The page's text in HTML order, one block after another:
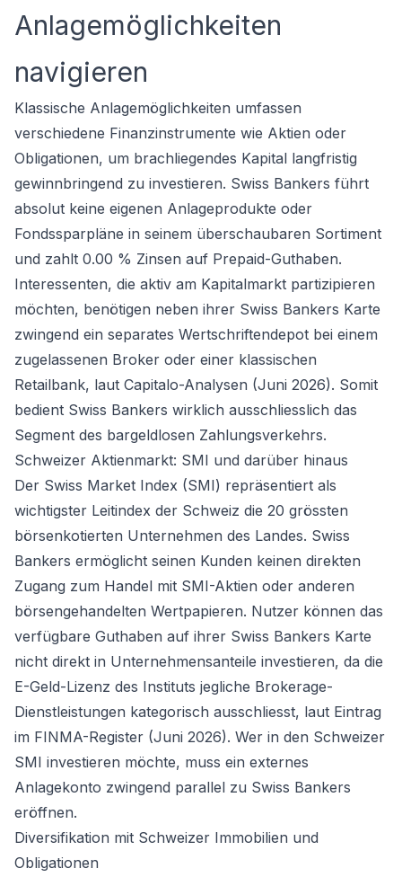
Anlagemöglichkeiten
navigieren
Klassische Anlagemöglichkeiten umfassen
verschiedene Finanzinstrumente wie Aktien oder
Obligationen, um brachliegendes Kapital langfristig
gewinnbringend zu investieren. Swiss Bankers führt
absolut keine eigenen Anlageprodukte oder
Fondssparpläne in seinem überschaubaren Sortiment
und zahlt 0.00 % Zinsen auf Prepaid-Guthaben.
Interessenten, die aktiv am Kapitalmarkt partizipieren
möchten, benötigen neben ihrer Swiss Bankers Karte
zwingend ein separates Wertschriftendepot bei einem
zugelassenen Broker oder einer klassischen
Retailbank, laut Capitalo-Analysen (Juni 2026). Somit
bedient Swiss Bankers wirklich ausschliesslich das
Segment des bargeldlosen Zahlungsverkehrs.
Schweizer Aktienmarkt: SMI und darüber hinaus
Der Swiss Market Index (SMI) repräsentiert als
wichtigster Leitindex der Schweiz die 20 grössten
börsenkotierten Unternehmen des Landes. Swiss
Bankers ermöglicht seinen Kunden keinen direkten
Zugang zum Handel mit SMI-Aktien oder anderen
börsengehandelten Wertpapieren. Nutzer können das
verfügbare Guthaben auf ihrer Swiss Bankers Karte
nicht direkt in Unternehmensanteile investieren, da die
E-Geld-Lizenz des Instituts jegliche Brokerage-
Dienstleistungen kategorisch ausschliesst, laut Eintrag
im FINMA-Register (Juni 2026). Wer in den Schweizer
SMI investieren möchte, muss ein externes
Anlagekonto zwingend parallel zu Swiss Bankers
eröffnen.
Diversifikation mit Schweizer Immobilien und
Obligationen